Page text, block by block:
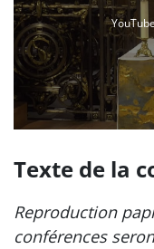
Texte de la
Reproduction
conférences